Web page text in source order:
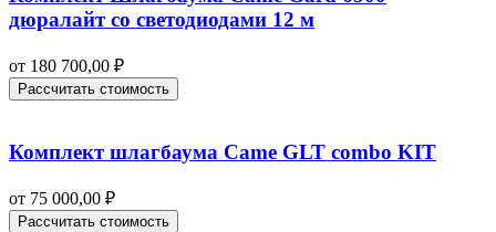
дюралайт со светодиодами 12 м
от 180 700,00 ₽
Рассчитать стоимость
Комплект шлагбаума Came GLT combo KIT
от 75 000,00 ₽
Рассчитать стоимость